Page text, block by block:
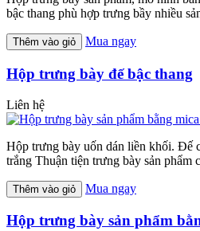
bậc thang phù hợp trưng bầy nhiều
Thêm vào giỏ Mua ngay
Hộp trưng bày đế bậc thang
Liên hệ
Hộp trưng bày uốn dán liền khối. Đế
trắng Thuận tiện trưng bày sản phẩm
Thêm vào giỏ Mua ngay
Hộp trưng bày sản phẩm